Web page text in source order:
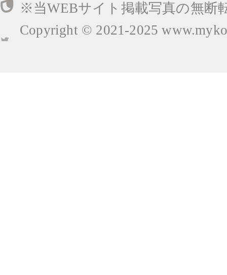
※当WEBサイト掲載写真の無断
Copyright © 2021-2025